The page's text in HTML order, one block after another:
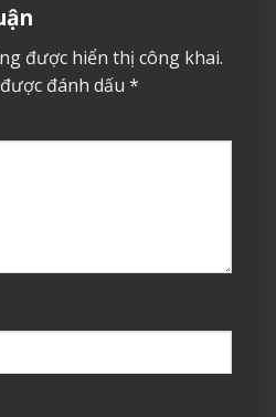
được hiển thị công khai.
đánh dấu *